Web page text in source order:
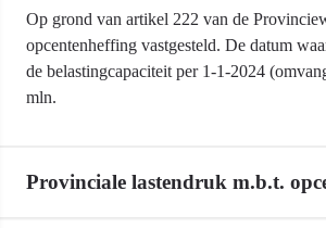
Beleidskaders
Terug
navigatie
Op grond van artikel 222 van de
opcentenheffing vastgesteld. De datum
de belastingcapaciteit per 1-1-2024
mln.
Provinciale lastendruk m.b.t.